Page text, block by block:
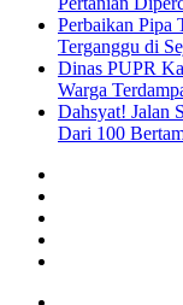
Perbaikan Pipa
Terganggu di
Dinas PUPR
Warga
Dahsyat! Jalan
Dari 100